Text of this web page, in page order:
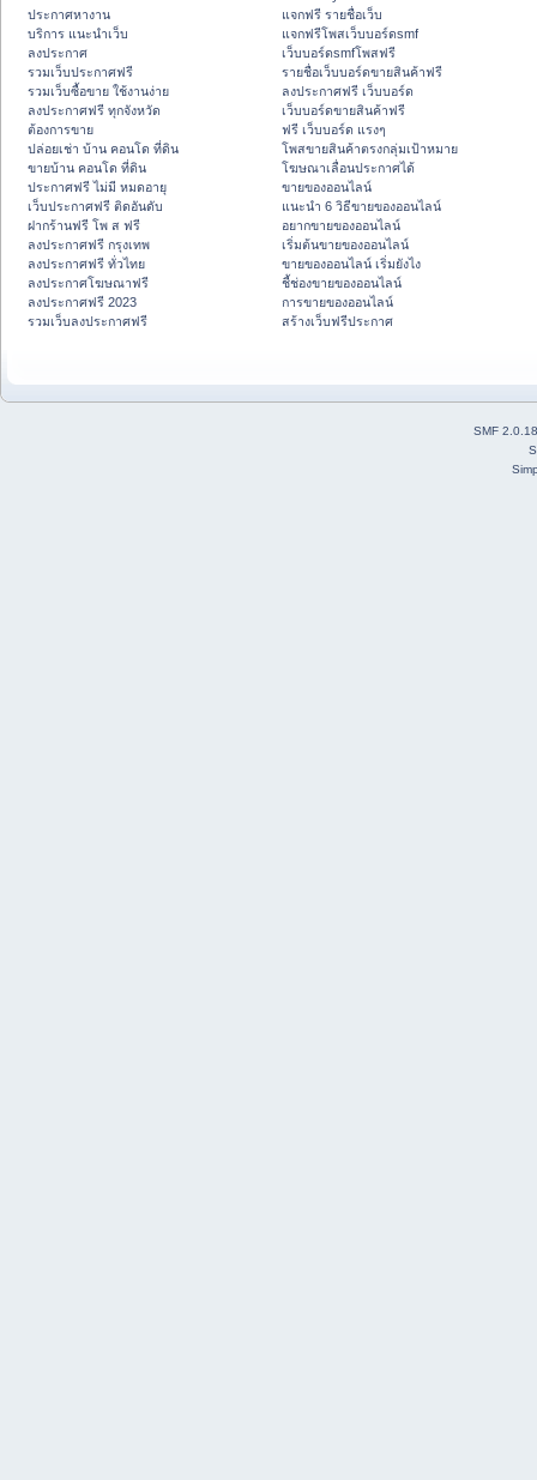
ประกาศหางาน
บริการ แนะนำเว็บ
ลงประกาศ
รวมเว็บประกาศฟรี
รวมเว็บซื้อขาย ใช้งานง่าย
ลงประกาศฟรี ทุกจังหวัด
ต้องการขาย
ปล่อยเช่า บ้าน คอนโด ที่ดิน
ขายบ้าน คอนโด ที่ดิน
ประกาศฟรี ไม่มี หมดอายุ
เว็บประกาศฟรี ติดอันดับ
ฝากร้านฟรี โพ ส ฟรี
ลงประกาศฟรี กรุงเทพ
ลงประกาศฟรี ทั่วไทย
ลงประกาศโฆษณาฟรี
ลงประกาศฟรี 2023
รวมเว็บลงประกาศฟรี
แจกฟรี รายชื่อเว็บ
แจกฟรีโพสเว็บบอร์ดsmf
เว็บบอร์ดsmfโพสฟรี
รายชื่อเว็บบอร์ดขายสินค้าฟรี
ลงประกาศฟรี เว็บบอร์ด
เว็บบอร์ดขายสินค้าฟรี
ฟรี เว็บบอร์ด แรงๆ
โพสขายสินค้าตรงกลุ่มเป้าหมาย
โฆษณาเลื่อนประกาศได้
ขายของออนไลน์
แนะนำ 6 วิธีขายของออนไลน์
อยากขายของออนไลน์
เริ่มต้นขายของออนไลน์
ขายของออนไลน์ เริ่มยังไง
ชี้ช่องขายของออนไลน์
การขายของออนไลน์
สร้างเว็บฟรีประกาศ
SMF 2.0.18